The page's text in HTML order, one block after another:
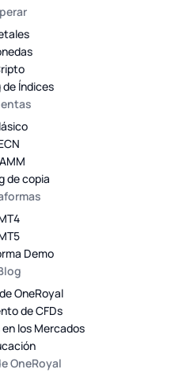
de Índices
de copia
Demo
OneRoyal
de CFDs
los Mercados
OneRoyal